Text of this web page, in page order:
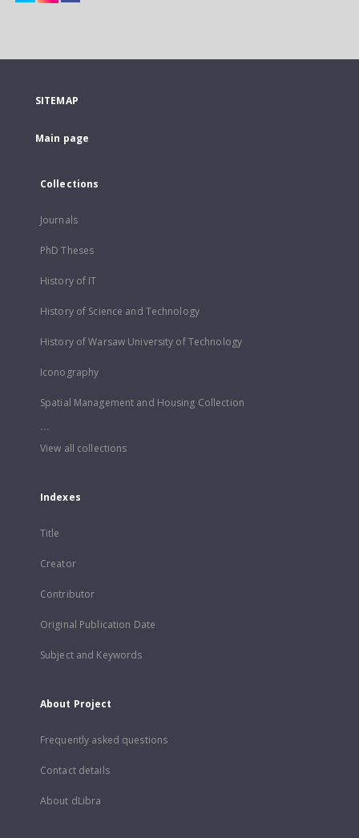
SITEMAP
Main page
Collections
Journals
PhD Theses
History of IT
History of Science and Technology
History of Warsaw University of Technology
Iconography
Spatial Management and Housing Collection
...
View all collections
Indexes
Title
Creator
Contributor
Original Publication Date
Subject and Keywords
About Project
Frequently asked questions
Contact details
About dLibra